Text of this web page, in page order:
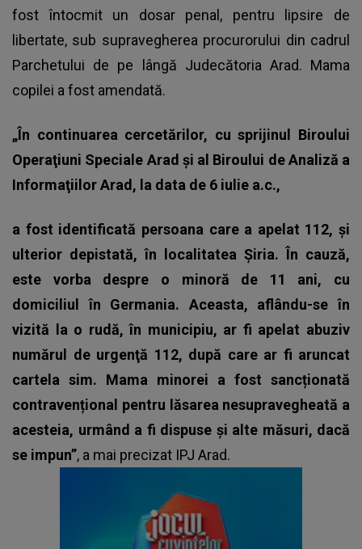
fost întocmit un dosar penal , pentru lipsire de
libertate, sub supravegherea procurorului din cadrul
Parchetului de pe lângă Judecătoria Arad. Mama
copilei a fost amendată.
„În continuarea cercetărilor, cu sprijinul Biroului
Operaţiuni Speciale Arad şi al Biroului de Analiză a
Informaţiilor Arad, la data de 6 iulie a.c.,
a fost identificată persoana care a apelat 112, şi
ulterior depistată, în localitatea Şiria. În cauză,
este vorba despre o minoră de 11 ani, cu
domiciliul în Germania. Aceasta, aflându-se în
vizită la o rudă, în municipiu, ar fi apelat abuziv
numărul de urgenţă 112, după care ar fi aruncat
cartela sim. Mama minorei a fost sancționată
contravențional pentru lăsarea nesupravegheată a
acesteia, urmând a fi dispuse și alte măsuri, dacă
se impun”, a mai precizat IPJ Arad.